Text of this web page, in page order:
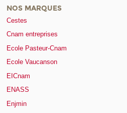
NOS MARQUES
Cestes
Cnam entreprises
Ecole Pasteur-Cnam
Ecole Vaucanson
EICnam
ENASS
Enjmin